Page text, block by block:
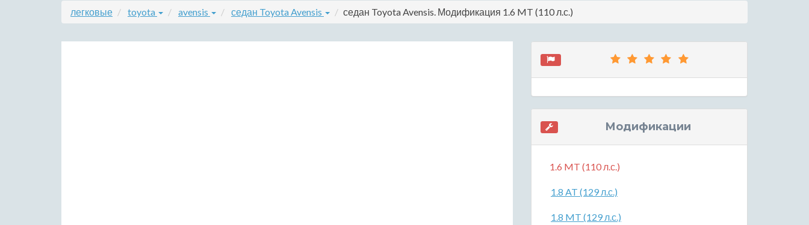
легковые toyota avensis седан Toyota Avensis седан Toyota Avensis. Модификация 1.6 MT (110 л.с.)
Модификации
1.6 MT (110 л.с.)
1.8 AT (129 л.с.)
1.8 MT (129 л.с.)